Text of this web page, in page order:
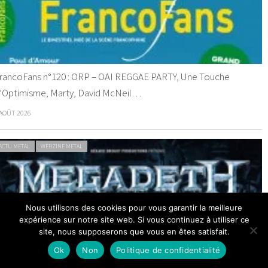
n°120 : ORP – OAI REGGAE PARTY, Une Touche
Marty, David McNeil…
2026
METAL WEBZINE METAL
tire sa révérence à Paris et Lyon en 2027
Nous utilisons des cookies pour vous garantir la meilleure
expérience sur notre site web. Si vous continuez à utiliser ce
site, nous supposerons que vous en êtes satisfait.
Ok
Non Politique de confidentialité